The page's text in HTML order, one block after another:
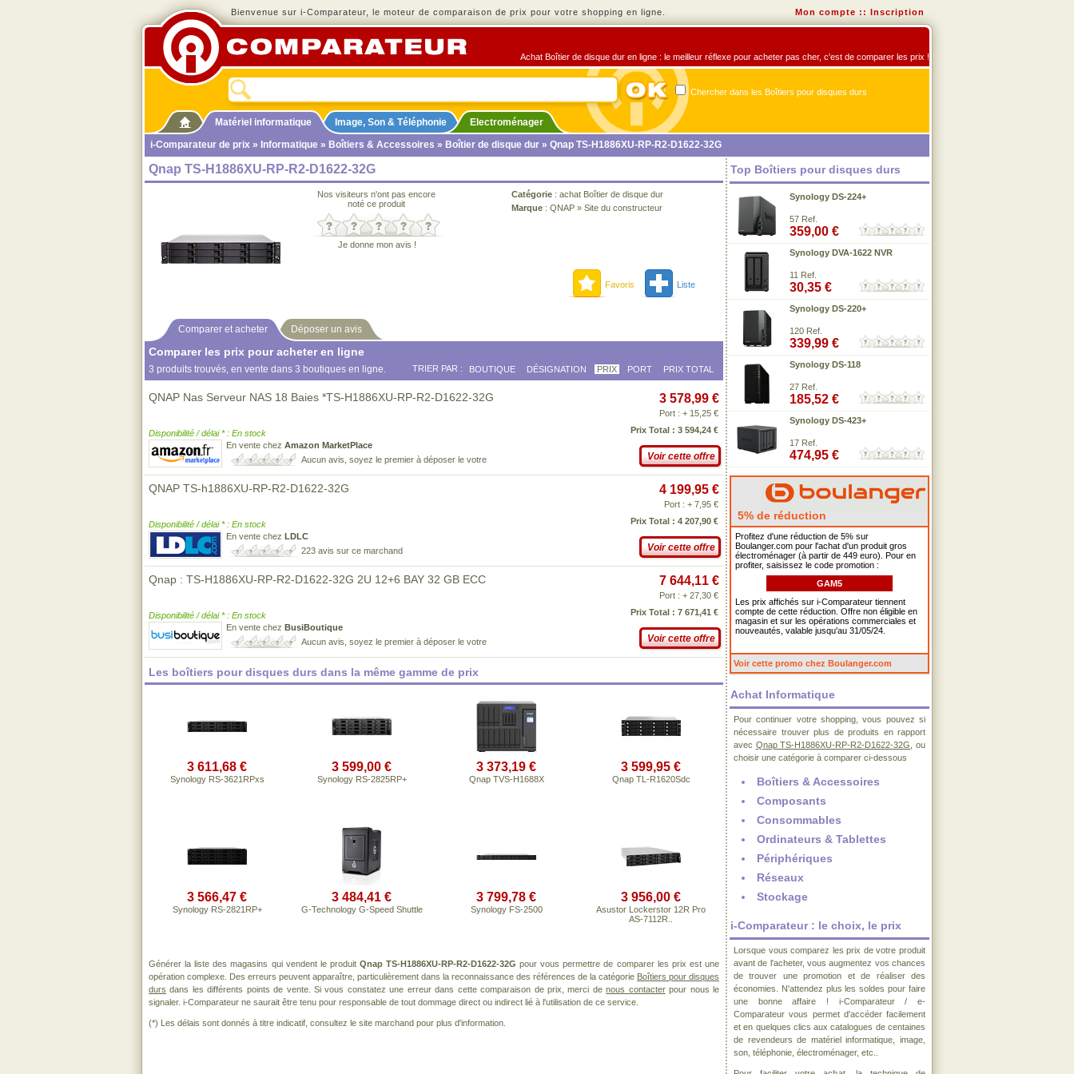
Bienvenue sur i-Comparateur, le moteur de comparaison de prix pour votre shopping en ligne. Mon compte :: Inscription
Achat Boîtier de disque dur en ligne : le meilleur réflexe pour acheter pas cher, c'est de comparer les prix !
Chercher dans les Boîtiers pour disques durs
Matériel informatique Image, Son & Téléphonie
Electroménager
i-Comparateur de prix » Informatique » Boîtiers & Accessoires » Boîtier de disque dur » Qnap TS-H1886XU-RP-R2-D1622-32G
Qnap TS-H1886XU-RP-R2-D1622-32G
Nos visiteurs n'ont pas encore
noté ce produit
Je donne mon avis !
Catégorie : achat Boîtier de disque dur
Marque : QNAP » Site du constructeur
Favoris Liste
Comparer et acheter Déposer un avis
Comparer les prix pour acheter en ligne
3 produits trouvés, en vente dans 3 boutiques en ligne. TRIER PAR : BOUTIQUE DÉSIGNATION PRIX PORT PRIX TOTAL
QNAP Nas Serveur NAS 18 Baies *TS-H1886XU-RP-R2-D1622-32G
Disponibilité / délai * : En stock
En vente chez Amazon MarketPlace
Aucun avis, soyez le premier à déposer le votre
3 578,99 €
Port : + 15,25 €
Prix Total : 3 594,24 €
Voir cette offre
QNAP TS-h1886XU-RP-R2-D1622-32G
Disponibilité / délai * : En stock
En vente chez LDLC
223 avis sur ce marchand
4 199,95 €
Port : + 7,95 €
Prix Total : 4 207,90 €
Voir cette offre
Qnap : TS-H1886XU-RP-R2-D1622-32G 2U 12+6 BAY 32 GB ECC
Disponibilité / délai * : En stock
En vente chez BusiBoutique
Aucun avis, soyez le premier à déposer le votre
7 644,11 €
Port : + 27,30 €
Prix Total : 7 671,41 €
Voir cette offre
Les boîtiers pour disques durs dans la même gamme de prix
3 611,68 €
Synology RS-3621RPxs
3 599,00 €
Synology RS-2825RP+
3 373,19 €
Qnap TVS-H1688X
3 599,95 €
Qnap TL-R1620Sdc
3 566,47 €
Synology RS-2821RP+
3 484,41 €
G-Technology G-Speed Shuttle
3 799,78 €
Synology FS-2500
3 956,00 €
Asustor Lockerstor 12R Pro
AS-7112R..
Générer la liste des magasins qui vendent le produit Qnap TS-H1886XU-RP-R2-D1622-32G pour vous permettre de comparer les prix est une
opération complexe. Des erreurs peuvent apparaître, particulièrement dans la reconnaissance des références de la catégorie Boîtiers pour disques
durs dans les différents points de vente. Si vous constatez une erreur dans cette comparaison de prix, merci denous contacterpour nous le
signaler. i-Comparateur ne saurait être tenu pour responsable de tout dommage direct ou indirect lié à l'utilisation de ce service.
(*) Les délais sont donnés à titre indicatif, consultez le site marchand pour plus d'information.
Top Boîtiers pour disques durs
Synology DS-224+
57 Ref.
359,00 €
Synology DVA-1622 NVR
11 Ref.
30,35 €
Synology DS-220+
120 Ref.
339,99 €
Synology DS-118
27 Ref.
185,52 €
Synology DS-423+
17 Ref.
474,95 €
5% de réduction
Profitez d'une réduction de 5% sur
Boulanger.com pour l'achat d'un produit gros
électroménager (à partir de 449 euro). Pour en
profiter, saisissez le code promotion :
GAM5
Les prix affichés sur i-Comparateur tiennent
compte de cette réduction. Offre non éligible en
magasin et sur les opérations commerciales et
nouveautés, valable jusqu'au 31/05/24.
Voir cette promo chez Boulanger.com
Achat Informatique
Pour continuer votre shopping, vous pouvez si
nécessaire trouver plus de produits en rapport
avec Qnap TS-H1886XU-RP-R2-D1622-32G
, ou
choisir une catégorie à comparer ci-dessous
Boîtiers & Accessoires
Composants
Consommables
Ordinateurs & Tablettes
Périphériques
Réseaux
Stockage
i-Comparateur : le choix, le prix
Lorsque vous comparez les prix de votre produit
avant de l'acheter, vous augmentez vos chances
de trouver une promotion et de réaliser des
économies. N'attendez plus les soldes pour faire
une bonne affaire ! i-Comparateur / e-
Comparateur vous permet d'accéder facilement
et en quelques clics aux catalogues de centaines
de revendeurs de matériel informatique, image,
son, téléphonie, électroménager, etc..